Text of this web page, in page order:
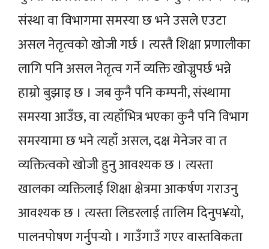
संस्था वा विभागमा समस्या छ भने उसले एउटा
असल नेतृत्वको खोजी गर्छ । त्यस्तै शिक्षा प्रणालीका
लागि पनि असल नेतृत्व गर्ने व्यक्ति खोज्नुपर्छ भन्ने
हाम्रो बुझाइ छ । जब कुनै पनि कम्पनी, संस्थामा
समस्या आउँछ, वा त्यहाँभित्र भएका कुनै पनि विभाग
समस्यामा छ भने त्यहाँ असल, दक्ष मेनेजर वा त
व्यक्तित्वको खोजी हुनु आवश्यक छ । त्यस्ता
खालका व्यक्तिलाई शिक्षा क्षेत्रमा आकर्षण गराउनु
आवश्यक छ । त्यस्ता लिडरलाई तालिम दिनुप¥यो,
पालनपोषण गर्नुपर्‍यो । गाउँगाउँ गएर वास्तविकता